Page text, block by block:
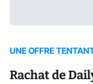
UNE OFFRE
Rachat de